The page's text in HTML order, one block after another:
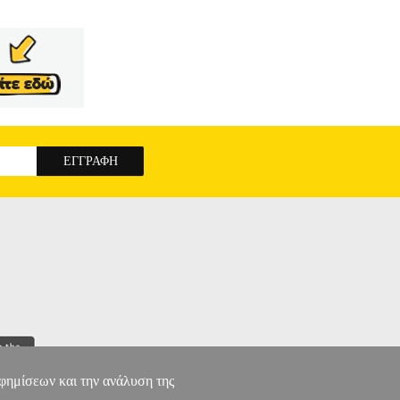
και την ανάλυση της